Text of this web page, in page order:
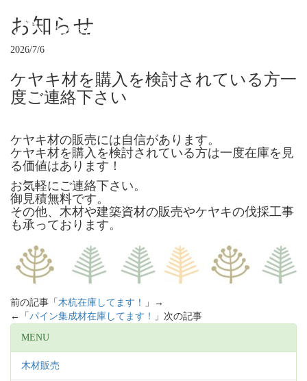
お知らせ
2026/7/6
ケヤキ材を購入を検討されている方一
度ご連絡下さい
ケヤキ材の販売には自信があります。
ケヤキ材を購入を検討されている方は一度在庫を見
る価値はあります！
お気軽にご連絡下さい。
御見積無料です。
その他、木材や建築資材の販売やケヤキの伐採工事
も承っております。
前の記事「 木杭在庫してます！
」→
←「 パイン集成材在庫してます！ 」次の記事
MENU
木材販売